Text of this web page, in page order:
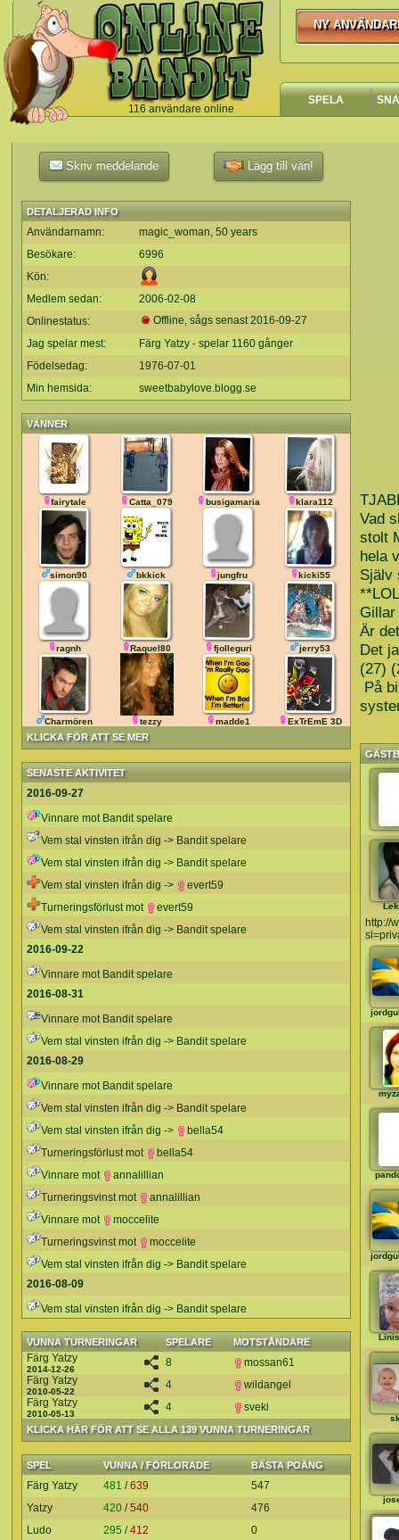
116 användare online
`
NY
NY
SPELA
Skriv meddelande Lägg till vän!
DETALJERAD INFO
Användarnamn:
magic_woman, 50 years
Besökare:
6996
Kön:
Medlem sedan:
2006-02-08
Onlinestatus:
Offline, sågs senast2016-09-27
Jag spelar mest:
Färg Yatzy - spelar 1160 gånger
Födelsedag:
1976-07-01
Min hemsida:
sweetbabylove.blogg.se
VÄNNER
KLICKA FÖR ATT SE MER
fairytale Catta_079 busigamaria klara112
simon90 bkkick jungfru kicki55
ragnh Raquel80 fjolleguri jerry53
Charmören tezzy madde1 ExTrEmE 3D
SENASTE AKTIVITET
2016-09-27
Vinnare mot Bandit spelare
Vem stal vinsten ifrån dig -> Bandit spelare
Vem stal vinsten ifrån dig -> Bandit spelare
Vem stal vinsten ifrån dig ->
evert59
Turneringsförlust mot
evert59
Vem stal vinsten ifrån dig -> Bandit spelare
2016-09-22
Vinnare mot Bandit spelare
2016-08-31
Vinnare mot Bandit spelare
Vem stal vinsten ifrån dig -> Bandit spelare
2016-08-29
Vinnare mot Bandit spelare
Vem stal vinsten ifrån dig -> Bandit spelare
Vem stal vinsten ifrån dig ->
bella54
Turneringsförlust mot
bella54
Vinnare mot
annalillian
Turneringsvinst mot
annalillian
Vinnare mot
moccelite
Turneringsvinst mot
moccelite
Vem stal vinsten ifrån dig -> Bandit spelare
2016-08-09
Vem stal vinsten ifrån dig -> Bandit spelare
VUNNA TURNERINGAR SPELARE MOTSTÅNDARE
KLICKA HÄR FÖR ATT SE ALLA 139 VUNNA TURNERINGAR
Färg Yatzy
2014-12-26
8
mossan61
Färg Yatzy
2010-05-22
4
wildangel
Färg Yatzy
2010-05-13
4 sveki
SPEL VUNNA / FÖRLORADE BÄSTA POÄNG
Färg Yatzy 481 /639
547
Yatzy
420 /540
476
Ludo
295 /412 0
Vad
stolt
hela
Själv
Är
Det
(27)
På
http://